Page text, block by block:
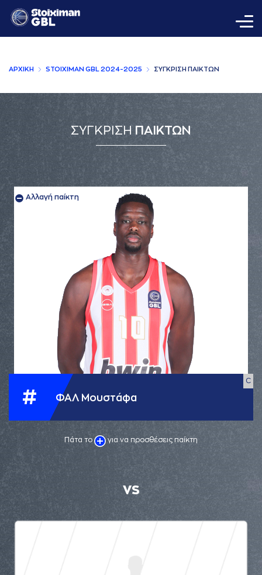
AΡΧΙΚΗ STOIXIMAN GBL 2024-2025 ΣΥΓΚΡΙΣΗ ΠAΙΚΤΩΝ
ΣΥΓΚΡΙΣΗ ΠΑΙΚΤΩΝ
# ΦΑΛ Μουστάφα
C
Αλλαγή παίκτη
Πάτα το για να προσθέσεις παίκτη
VS